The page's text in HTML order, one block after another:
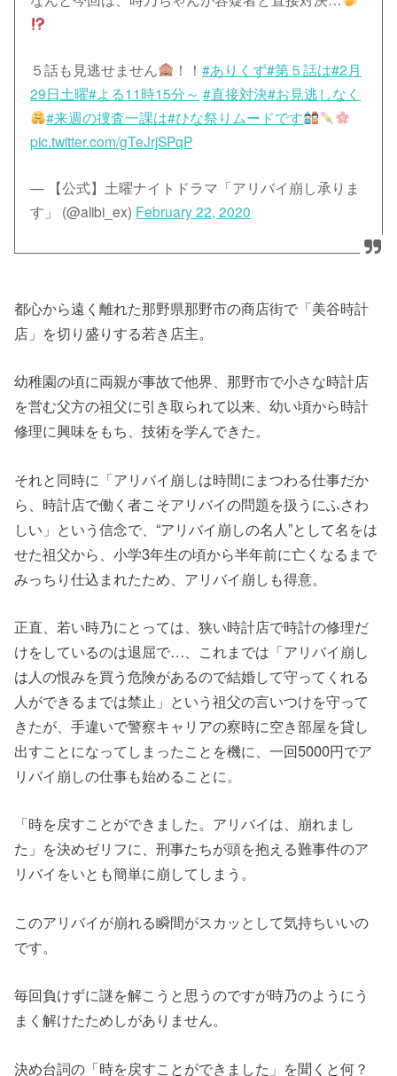
５話も見逃せません ！！ #ありくず#第５話は#2月
29日土曜#よる11時15分～ #直接対決#お見逃しなく
#来週の捜査一課は#ひな祭りムードです
pic.twitter.com/gTeJrjSPqP
— 【公式】土曜ナイトドラマ「アリバイ崩し承りま
す」 (@alibi_ex) February 22, 2020
都心から遠く離れた那野県那野市の商店街で「美谷時計
店」を切り盛りする若き店主。
幼稚園の頃に両親が事故で他界、那野市で小さな時計店
を営む父方の祖父に引き取られて以来、幼い頃から時計
修理に興味をもち、技術を学んできた。
それと同時に「アリバイ崩しは時間にまつわる仕事だか
ら、時計店で働く者こそアリバイの問題を扱うにふさわ
しい」という信念で、“アリバイ崩しの名人”として名をは
せた祖父から、小学3年生の頃から半年前に亡くなるまで
みっちり仕込まれたため、アリバイ崩しも得意。
正直、若い時乃にとっては、狭い時計店で時計の修理だ
けをしているのは退屈で…、これまでは「アリバイ崩し
は人の恨みを買う危険があるので結婚して守ってくれる
人ができるまでは禁止」という祖父の言いつけを守って
きたが、手違いで警察キャリアの察時に空き部屋を貸し
出すことになってしまったことを機に、一回5000円でア
リバイ崩しの仕事も始めることに。
「時を戻すことができました。アリバイは、崩れまし
た」を決めゼリフに、刑事たちが頭を抱える難事件のア
リバイをいとも簡単に崩してしまう。
このアリバイが崩れる瞬間がスカッとして気持ちいいの
です。
毎回負けずに謎を解こうと思うのですが時乃のようにう
まく解けたためしがありません。
決め台詞の「時を戻すことができました」を聞くと何？